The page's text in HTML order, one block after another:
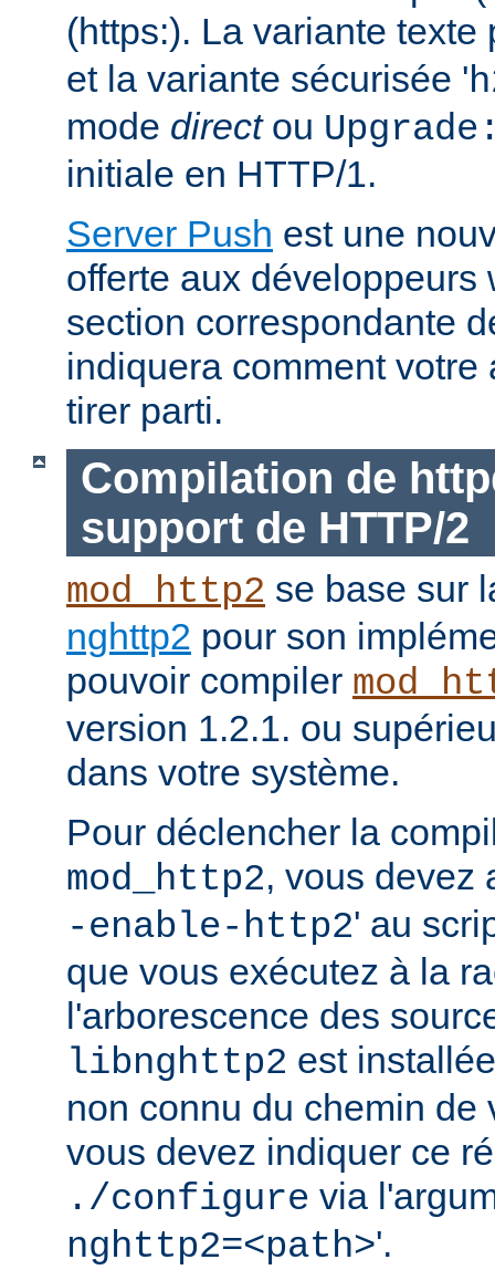
(https:). La variante texte
et la variante sécurisée '
mode directou
initiale en HTTP/1.
Server Push est une
offerte aux développeurs
section correspondante
indiquera comment
tirer parti.
Compilation de
support de HTTP/2
mod_http2 se base sur
nghttp2 pour son
pouvoir compiler
version 1.2.1. ou
dans votre système.
Pour déclencher la
mod_http2, vous devez
-enable-http2' au
que vous exécutez à la
l'arborescence des
libnghttp2 est
non connu du chemin de
vous devez indiquer ce
./configure via
nghttp2=<path>'.